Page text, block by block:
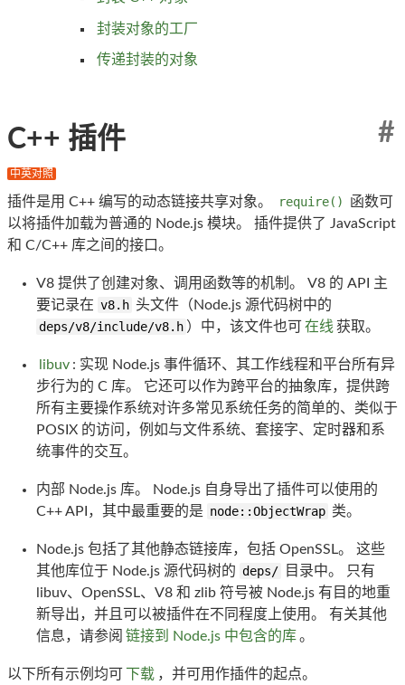
封装对象的工厂
传递封装的对象
C++ 插件 #
中英对照
插件是用 C++ 编写的动态链接共享对象。 require()
函数可
以将插件加载为普通的 Node.js 模块。 插件提供了 JavaScript
和 C/C++ 库之间的接口。
V8 提供了创建对象、调用函数等的机制。 V8 的 API 主
要记录在 v8.h 头文件（Node.js 源代码树中的
deps/v8/include/v8.h ）中，该文件也可 在线 获取。
libuv : 实现 Node.js 事件循环、其工作线程和平台所有异
步行为的 C 库。 它还可以作为跨平台的抽象库，提供跨
所有主要操作系统对许多常见系统任务的简单的、类似于
POSIX 的访问，例如与文件系统、套接字、定时器和系
统事件的交互。
内部 Node.js 库。 Node.js 自身导出了插件可以使用的
C++ API，其中最重要的是 node::ObjectWrap 类。
Node.js 包括了其他静态链接库，包括 OpenSSL。 这些
其他库位于 Node.js 源代码树的 deps/
目录中。 只有
libuv、OpenSSL、V8 和 zlib 符号被 Node.js 有目的地重
新导出，并且可以被插件在不同程度上使用。 有关其他
信息，请参阅 链接到 Node.js 中包含的库。
以下所有示例均可 下载 ，并可用作插件的起点。